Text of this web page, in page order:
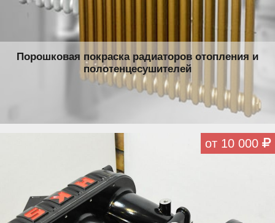
Порошковая покраска радиаторов отопления и
полотенцесушителей
от 10 000